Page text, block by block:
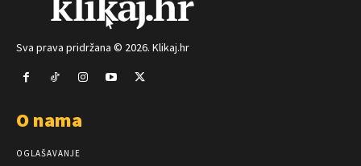
Sva prava pridržana © 2026. Klikaj.hr
O nama
OGLAŠAVANJE